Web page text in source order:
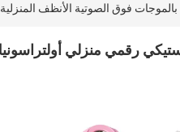
بالموجات فوق الصوتية الأنظف المنزلية